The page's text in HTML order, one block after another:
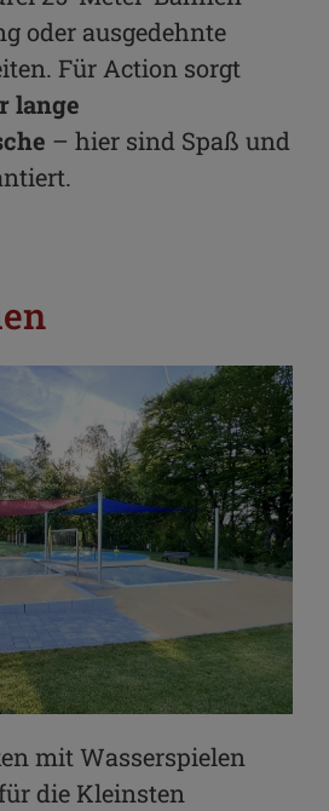
oder ausgedehnte
Für Action sorgt
lange
– hier sind Spaß und
mit Wasserspielen
die Kleinsten